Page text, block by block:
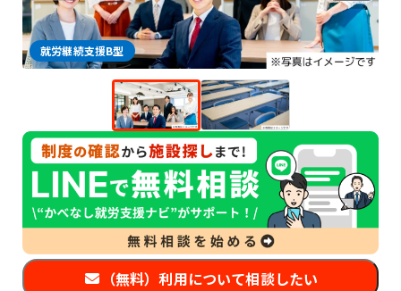
就労継続支援B型
（無料）利用について相談したい